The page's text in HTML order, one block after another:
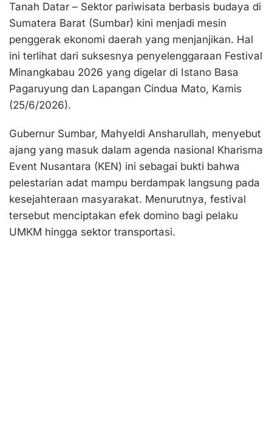
Tanah Datar – Sektor pariwisata berbasis budaya di
Sumatera Barat (Sumbar) kini menjadi mesin
penggerak ekonomi daerah yang menjanjikan. Hal
ini terlihat dari suksesnya penyelenggaraan Festival
Minangkabau 2026 yang digelar di Istano Basa
Pagaruyung dan Lapangan Cindua Mato, Kamis
(25/6/2026).
Gubernur Sumbar, Mahyeldi Ansharullah, menyebut
ajang yang masuk dalam agenda nasional Kharisma
Event Nusantara (KEN) ini sebagai bukti bahwa
pelestarian adat mampu berdampak langsung pada
kesejahteraan masyarakat. Menurutnya, festival
tersebut menciptakan efek domino bagi pelaku
UMKM hingga sektor transportasi.